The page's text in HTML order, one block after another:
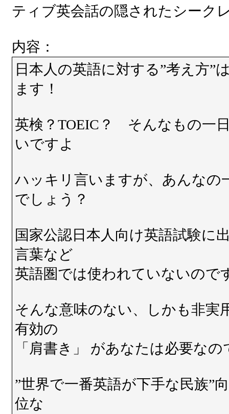
ティブ英会話の隠されたシーク
内容：
日本人の英語に対する”考え方”
ます！
英検？TOEIC？ そんなもの一
いですよ
ハッキリ言いますが、あんなの
でしょう？
国家公認日本人向け英語試験に
言葉など
英語圏では使われていないので
そんな意味のない、しかも非実
有効の
「肩書き」 があなたは必要な
”世界で一番英語が下手な民族”
位な